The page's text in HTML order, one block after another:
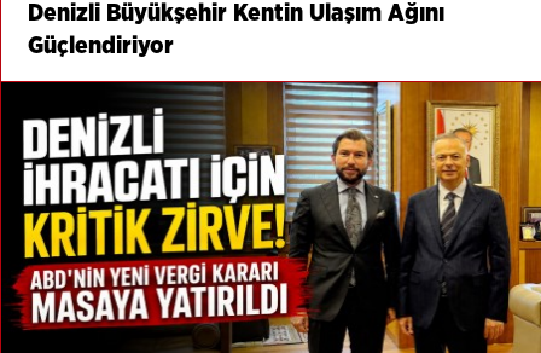
Denizli Büyükşehir Kentin Ulaşım Ağını
Güçlendiriyor